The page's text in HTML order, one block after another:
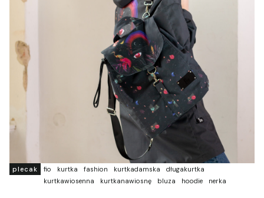
plecak fio kurtka fashion kurtkadamska
długakurtka
kurtkawiosenna
kurtkanawiosnę bluza hoodie nerka